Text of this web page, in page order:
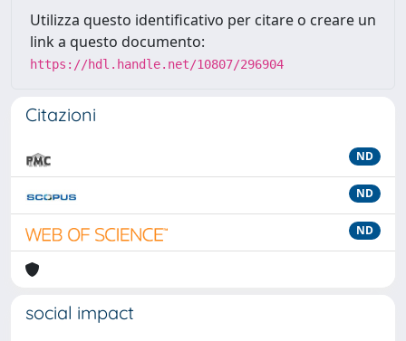
Utilizza questo identificativo per citare o creare un
link a questo documento:
https://hdl.handle.net/10807/296904
Citazioni
ND
ND
ND
social impact